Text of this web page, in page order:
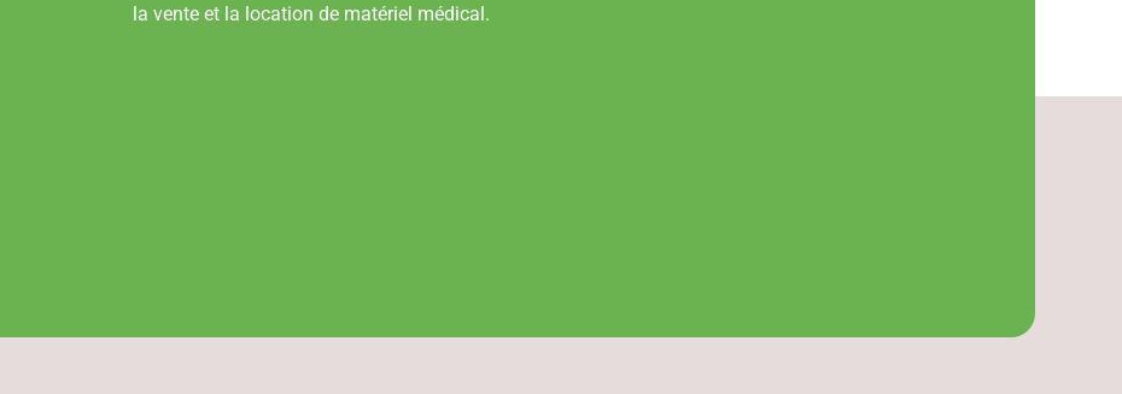
la vente et la location de matériel médical.